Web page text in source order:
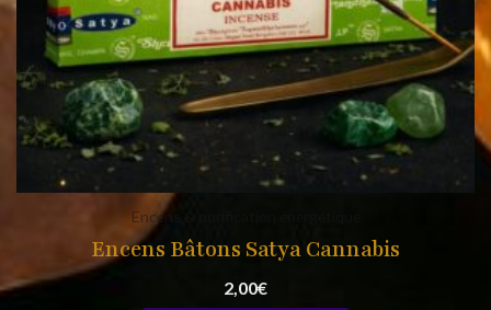
Encens & purification énergétique
Encens Bâtons Satya Cannabis
2,00€